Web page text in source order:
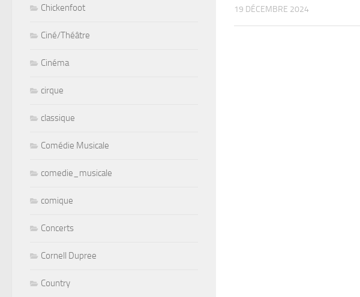
19 DÉCEMBRE 2024
Chickenfoot
Ciné/Théâtre
Cinéma
cirque
classique
Comédie Musicale
comedie_musicale
comique
Concerts
Cornell Dupree
Country